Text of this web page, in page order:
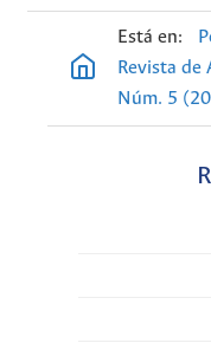
Está en:
Revista
Núm. 5